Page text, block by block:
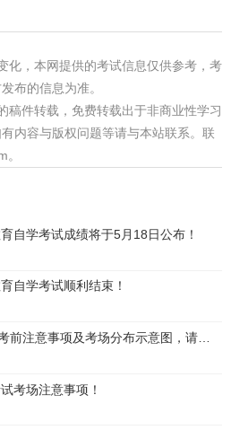
化，本网提供的考试信息仅供参考，考
布的信息为准。
稿件转载，免费转载出于非商业性学习
内容与版权问题等请与本站联系。联
自学考试成绩将于5月18日公布！
自学考试顺利结束！
▪ @天津自考生请注意：这份考前注意事项及考场分布示意图，请查收！
考场注意事项！